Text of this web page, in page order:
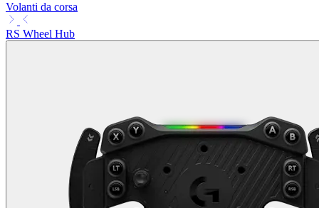
Volanti da corsa
RS Wheel Hub